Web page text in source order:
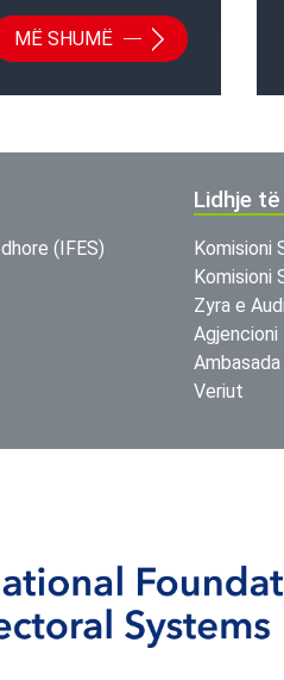
MË SHUMË
(IFES)
Lidhje
Komisioni
Komisioni
Zyra e
Agjencioni
Veriut